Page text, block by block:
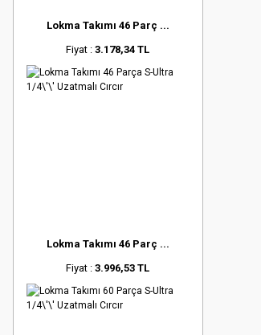
Lokma Takımı 46 Parç ...
Fiyat :3.178,34 TL
Lokma Takımı 46 Parç ...
Fiyat :3.996,53 TL